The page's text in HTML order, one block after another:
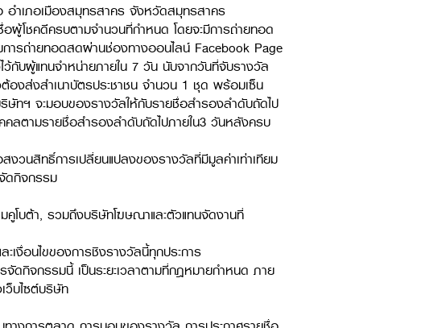
อำเภอเมืองสมุทรสาคร จังหวัดสมุทรสาคร
ผู้โชคดีครบตามจำนวนที่กำหนด โดยจะมีการถ่ายทอด
การถ่ายทอดสดผ่านช่องทางออนไลน์ Facebook Page
กับผู้แทนจำหน่ายภายใน 7 วัน นับจากวันที่จับรางวัล
องส่งสำเนาบัตรประชาชน จำนวน 1 ชุด พร้อมเซ็น
ษัทฯ จะมอบของรางวัลให้กับรายชื่อสำรองลำดับถัดไป
คลตามรายชื่อสำรองลำดับถัดไปภายใน3 วันหลังครบ
งวนสิทธิ์การเปลี่ยนแปลงของรางวัลที่มีมูลค่าเท่าเทียม
ดกิจกรรม
โบต้า, รวมถึงบริษัทโฆษณาและตัวแทนจัดงานที่
เงื่อนไขของการชิงรางวัลนี้ทุกประการ
ดกิจกรรมนี้ เป็นระยะเวลาตามที่กฎหมายกำหนด ภาย
ว็บไซต์บริษัท